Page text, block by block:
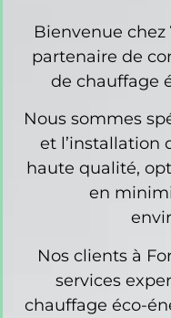
Bienvenue chez
partenaire de
de chauffage
Nous sommes
et l’installation
haute qualité,
en
Nos clients à
services
chauffage éco-